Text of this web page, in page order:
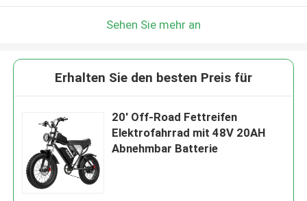
Sehen Sie mehr an
Erhalten Sie den besten Preis für
20' Off-Road Fettreifen
Elektrofahrrad mit 48V 20AH
Abnehmbar Batterie